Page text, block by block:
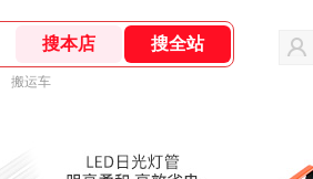
搬运车